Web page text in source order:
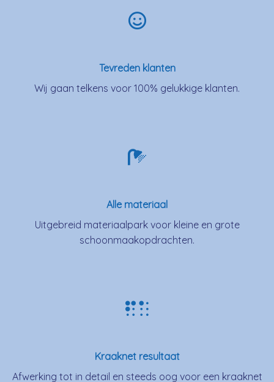
Tevreden klanten
Wij gaan telkens voor 100% gelukkige klanten.
Alle materiaal
Uitgebreid materiaalpark voor kleine en grote
schoonmaakopdrachten.
Kraaknet resultaat
Afwerking tot in detail en steeds oog voor een kraaknet